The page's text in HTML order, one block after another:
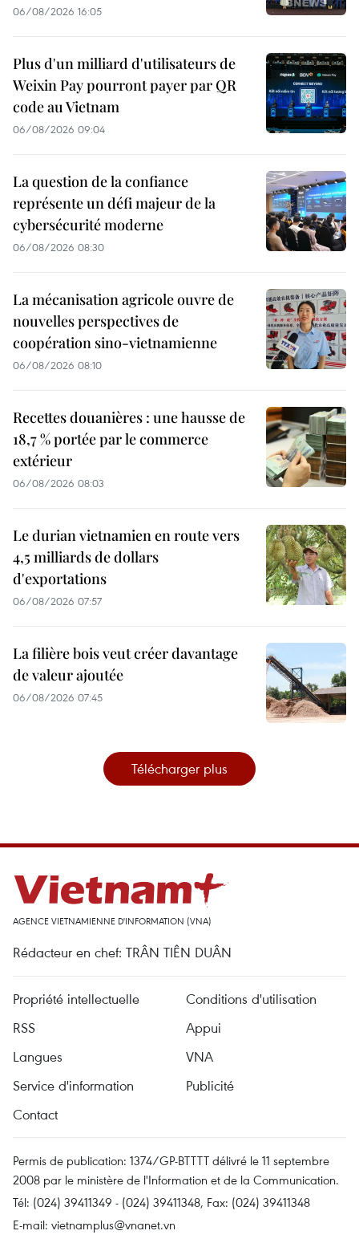
06/08/2026 16:05
Plus d'un milliard d'utilisateurs de
Weixin Pay pourront payer par QR
code au Vietnam
06/08/2026 09:04
La question de la confiance
représente un défi majeur de la
cybersécurité moderne
06/08/2026 08:30
La mécanisation agricole ouvre de
nouvelles perspectives de
coopération sino-vietnamienne
06/08/2026 08:10
Recettes douanières : une hausse de
18,7 % portée par le commerce
extérieur
06/08/2026 08:03
Le durian vietnamien en route vers
4,5 milliards de dollars
d'exportations
06/08/2026 07:57
La filière bois veut créer davantage
de valeur ajoutée
06/08/2026 07:45
Télécharger plus
AGENCE VIETNAMIENNE D'INFORMATION (VNA)
Rédacteur en chef: TRÂN TIÊN DUÂN
Propriété intellectuelle
Conditions d'utilisation
RSS
Appui
Langues
VNA
Service d'information
Publicité
Contact
Permis de publication: 1374/GP-BTTTT délivré le 11 septembre
2008 par le ministère de l'Information et de la Communication.
Tél: (024) 39411349 - (024) 39411348, Fax: (024) 39411348
E-mail: vietnamplus@vnanet.vn